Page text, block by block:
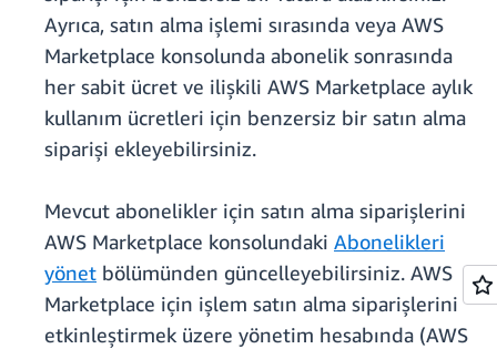
Ayrıca, satın alma işlemi sırasında veya AWS
Marketplace konsolunda abonelik sonrasında
her sabit ücret ve ilişkili AWS Marketplace aylık
kullanım ücretleri için benzersiz bir satın alma
siparişi ekleyebilirsiniz.
Mevcut abonelikler için satın alma siparişlerini
AWS Marketplace konsolundaki Abonelikleri
yönet bölümünden güncelleyebilirsiniz. AWS
Marketplace için işlem satın alma siparişlerini
etkinleştirmek üzere yönetim hesabında (AWS